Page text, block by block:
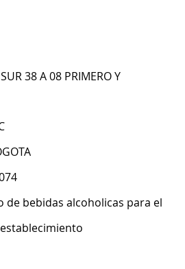
38 A 08 PRIMERO Y
de bebidas alcoholicas para el